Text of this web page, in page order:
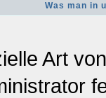
Was man in
Art